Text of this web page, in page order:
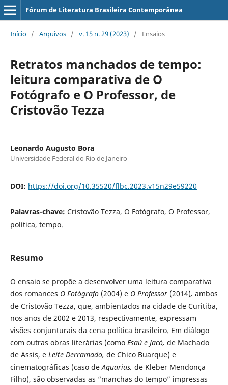
Fórum de Literatura Brasileira Contemporânea
Início / Arquivos / v. 15 n. 29 (2023) / Ensaios
Retratos manchados de tempo:
leitura comparativa de O
Fotógrafo e O Professor, de
Cristovão Tezza
Leonardo Augusto Bora
Universidade Federal do Rio de Janeiro
DOI: https://doi.org/10.35520/flbc.2023.v15n29e59220
Palavras-chave: Cristovão Tezza, O Fotógrafo, O Professor,
política, tempo.
Resumo
O ensaio se propõe a desenvolver uma leitura comparativa
dos romances O Fotógrafo (2004) e O Professor (2014), ambos
de Cristovão Tezza, que, ambientados na cidade de Curitiba,
nos anos de 2002 e 2013, respectivamente, expressam
visões conjunturais da cena política brasileiro. Em diálogo
com outras obras literárias (como Esaú e Jacó, de Machado
de Assis, e Leite Derramado, de Chico Buarque) e
cinematográficas (caso deAquarius, de Kleber Mendonça
Filho), são observadas as “manchas do tempo” impressas